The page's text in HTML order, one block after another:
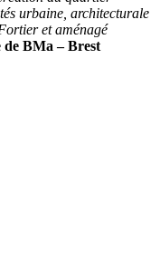
urbaine, architecturale
et aménagé
de BMa – Brest